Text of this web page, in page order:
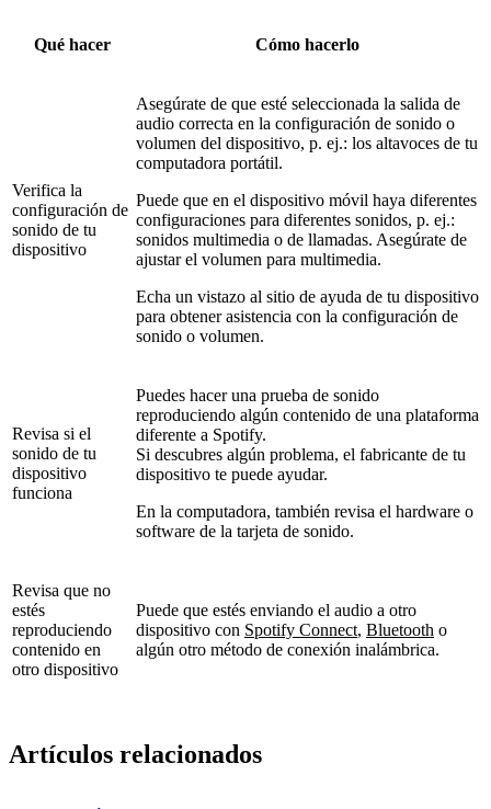
Qué hacer Cómo hacerlo
Verifica la
configuración de
sonido de tu
dispositivo
Asegúrate de que esté seleccionada la salida de
audio correcta en la configuración de sonido o
volumen del dispositivo, p. ej.: los altavoces de tu
computadora portátil.
Puede que en el dispositivo móvil haya diferentes
configuraciones para diferentes sonidos, p. ej.:
sonidos multimedia o de llamadas. Asegúrate de
ajustar el volumen para multimedia.
Echa un vistazo al sitio de ayuda de tu dispositivo
para obtener asistencia con la configuración de
sonido o volumen.
Revisa si el
sonido de tu
dispositivo
funciona
Puedes hacer una prueba de sonido
reproduciendo algún contenido de una plataforma
diferente a Spotify.
Si descubres algún problema, el fabricante de tu
dispositivo te puede ayudar.
En la computadora, también revisa el hardware o
software de la tarjeta de sonido.
Revisa que no
estés
reproduciendo
contenido en
otro dispositivo
Puede que estés enviando el audio a otro
dispositivo con Spotify Connect, Bluetooth o
algún otro método de conexión inalámbrica.
Artículos relacionados